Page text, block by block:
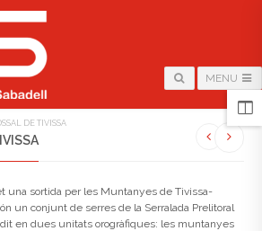
MENU
DE TIVISSA
una sortida per les Muntanyes de Tivissa-
un conjunt de serres de la Serralada Prelitoral
en dues unitats orogràfiques: les muntanyes